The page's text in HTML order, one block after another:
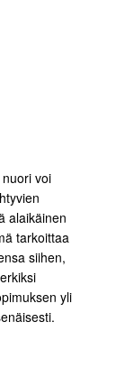
voi
alaikäinen
tarkoittaa
siihen,
yli